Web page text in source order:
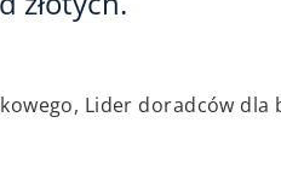
Lider doradców